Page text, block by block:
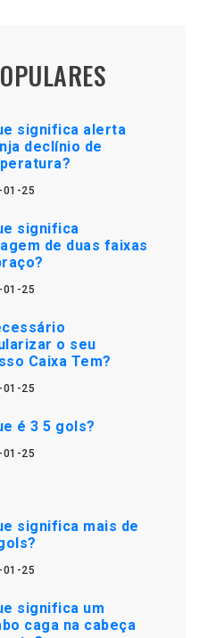
significa alerta
declínio de
01-25
significa
de duas faixas
01-25
o seu
Caixa Tem?
01-25
é 3 5 gols?
01-25
significa mais de
01-25
significa um
caga na cabeça